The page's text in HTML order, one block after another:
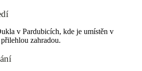
v Pardubicích, kde je umístěn v
zahradou.